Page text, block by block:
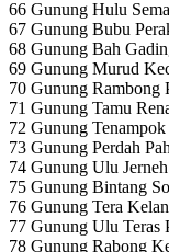
66 Gunung Hulu
67 Gunung Bubu
68 Gunung Bah
69 Gunung Murud
70 Gunung Rambong
71 Gunung Tamu
72 Gunung Tenampok
73 Gunung Perdah
74 Gunung Ulu
75 Gunung Bintang
76 Gunung Tera
77 Gunung Ulu Teras
78 Gunung Rabong